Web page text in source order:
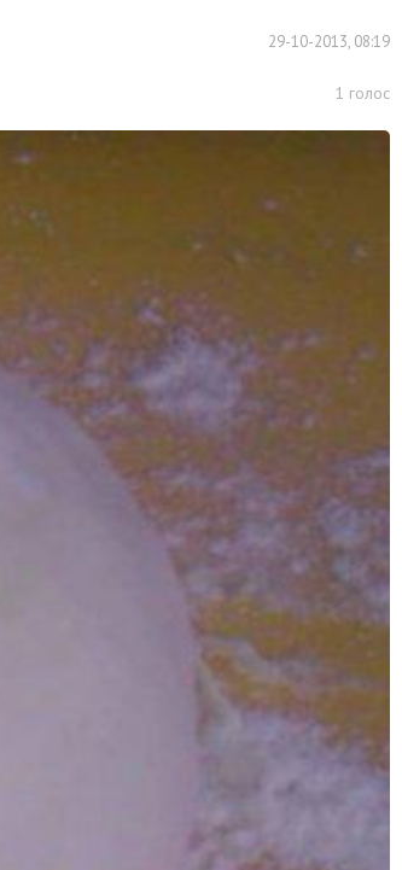
29-10-2013, 08:19
1 голос